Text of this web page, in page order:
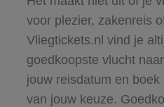
voor plezier, zakenreis
Vliegtickets.nl vind je
goedkoopste vlucht
jouw reisdatum en
van jouw keuze.